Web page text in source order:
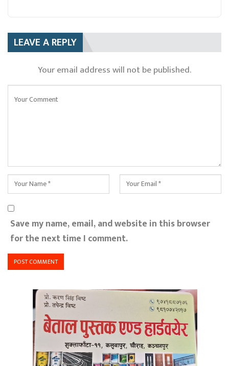
LEAVE A REPLY
Your email address will not be published.
Save my name, email, and website in this browser
for the next time I comment.